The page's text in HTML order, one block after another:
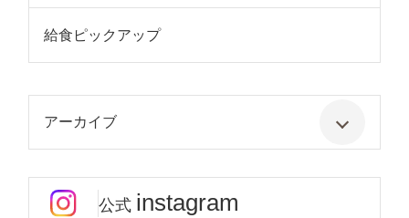
給食ピックアップ
アーカイブ
公式 instagram